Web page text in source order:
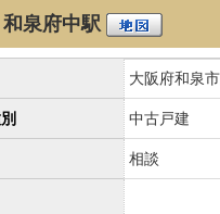
和泉府中駅
大阪府和泉
中古戸建
相談